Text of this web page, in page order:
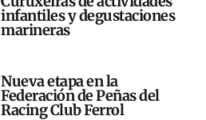
infantiles y degustaciones
marineras
Nueva etapa en la
Federación de Peñas del
Racing Club Ferrol